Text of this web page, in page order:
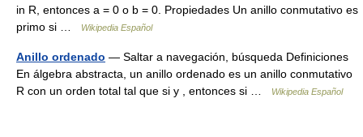
in R, entonces a = 0 o b = 0. Propiedades Un anillo conmutativo es
primo si …
Wikipedia Español
Anillo ordenado — Saltar a navegación, búsqueda Definiciones
En álgebra abstracta, un anillo ordenado es un anillo conmutativo
R con un orden total tal que si y , entonces si …
Wikipedia Español